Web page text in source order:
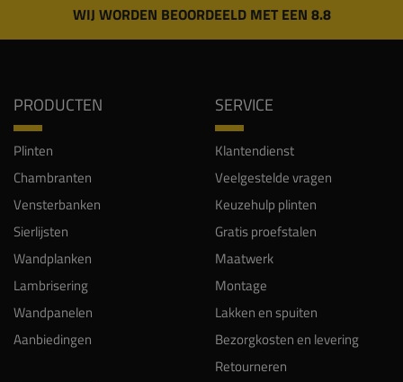
WIJ WORDEN BEOORDEELD MET EEN 8.8
PRODUCTEN
Plinten
Chambranten
Vensterbanken
Sierlijsten
Wandplanken
Lambrisering
Wandpanelen
Aanbiedingen
SERVICE
Klantendienst
Veelgestelde vragen
Keuzehulp plinten
Gratis proefstalen
Maatwerk
Montage
Lakken en spuiten
Bezorgkosten en levering
Retourneren